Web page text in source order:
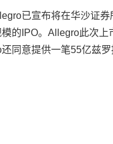
已宣布将在华沙证
的IPO。Allegro此次
同意提供一笔55亿兹